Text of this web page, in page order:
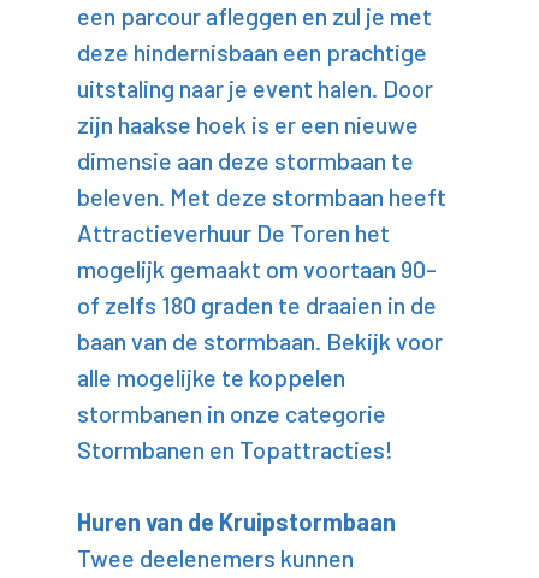
een parcour afleggen en zul je met
deze hindernisbaan een prachtige
uitstaling naar je event halen. Door
zijn haakse hoek is er een nieuwe
dimensie aan deze stormbaan te
beleven. Met deze stormbaan heeft
Attractieverhuur De Toren het
mogelijk gemaakt om voortaan 90-
of zelfs 180 graden te draaien in de
baan van de stormbaan. Bekijk voor
alle mogelijke te koppelen
stormbanen in onze categorie
Stormbanen en Topattracties!
Huren van de Kruipstormbaan
Twee deelenemers kunnen